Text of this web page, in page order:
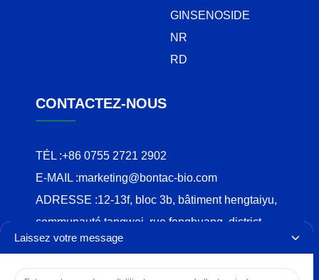
GINSENOSIDE
NR
RD
CONTACTEZ-NOUS
TÉL :+86 0755 2721 2902
E-MAIL :marketing@bontac-bio.com
ADRESSE :12-13f, bloc 3b, bâtiment hengtaiyu,
communauté tangwei, rue fenghuang, district
guangming, shenzhen
Laissez votre message